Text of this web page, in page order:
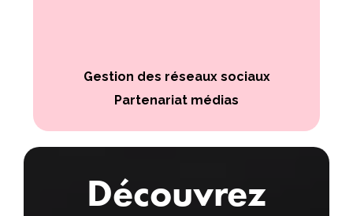
Gestion des réseaux sociaux
Partenariat médias
Découvrez